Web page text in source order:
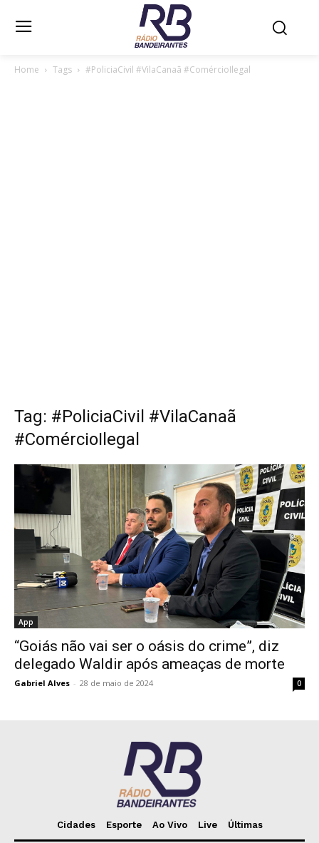
Home Tags #PoliciaCivil #VilaCanaã #ComércioIlegal
Tag: #PoliciaCivil #VilaCanaã
#ComércioIlegal
App
“Goiás não vai ser o oásis do crime”, diz
delegado Waldir após ameaças de morte
Gabriel Alves - 28 de maio de 2024 0
Cidades Esporte Ao Vivo Live Últimas